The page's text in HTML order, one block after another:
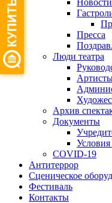
Пресса
Люди театра
Архив
Документы
Условия
COVID-19
Антитеррор
Сценическое
Фестиваль
Контакты